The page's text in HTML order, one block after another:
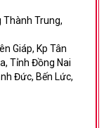
Thành Trung,
Giáp, Kp Tân
Tỉnh Đồng Nai
Đức, Bến Lức,